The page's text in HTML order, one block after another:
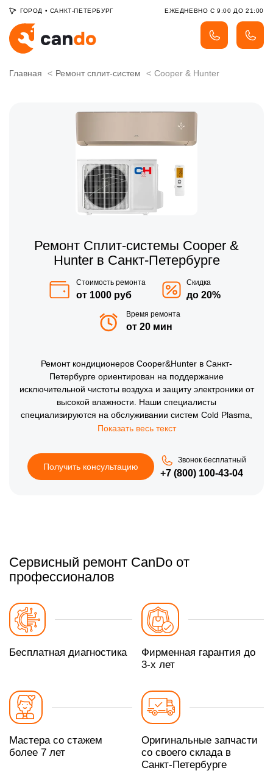
ГОРОД • САНКТ-ПЕТЕРБУРГ ЕЖЕДНЕВНО С 9:00 ДО 21:00
Главная Ремонт сплит-систем Cooper & Hunter
Ремонт Сплит-системы Cooper &
Hunter в Санкт-Петербурге
Стоимость ремонта
от 1000 руб
Скидка
до 20%
Время ремонта
от 20 мин
Ремонт кондиционеров Cooper&Hunter в Санкт-
Петербурге ориентирован на поддержание
исключительной чистоты воздуха и защиту электроники от
высокой влажности. Наши специалисты
специализируются на обслуживании систем Cold Plasma,
глубокой антибактериальной чистке теплообменников и
Тщательная проверка состояния вентиляторов и
калибровка температурных сенсоров позволяют
предотвратить появление микровибраций и сбоев в
Получить консультацию
Звонок бесплатный
+7 (800) 100-43-04
Сервисный ремонт CanDo от
профессионалов
Бесплатная диагностика
Фирменная гарантия до
3-х лет
Мастера со стажем
более 7 лет
Оригинальные запчасти
со своего склада в
Санкт-Петербурге